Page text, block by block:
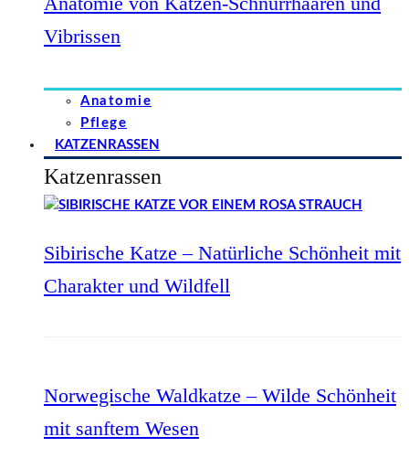
Vibrissen
Anatomie
Pflege
KATZENRASSEN
Katzenrassen
Sibirische Katze – Natürliche Schönheit mit
Charakter und Wildfell
Norwegische Waldkatze – Wilde Schönheit
mit sanftem Wesen